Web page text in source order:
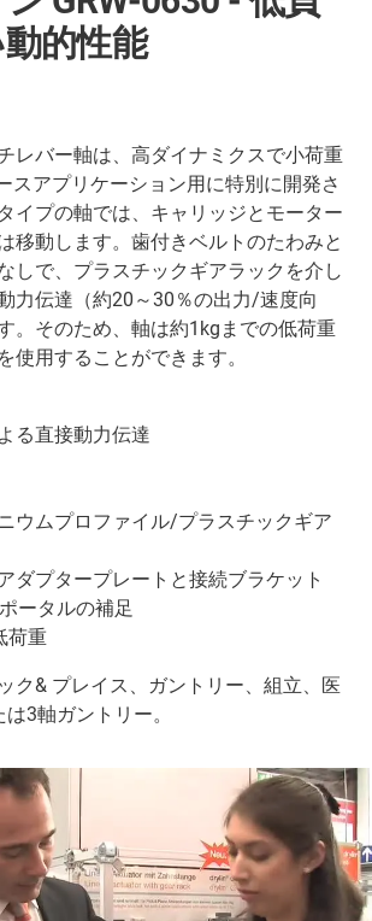
的性能
レバー軸は、高ダイナミクスで小荷重
スアプリケーション用に特別に開発さ
イプの軸では、キャリッジとモーター
移動します。歯付きベルトのたわみと
しで、プラスチックギアラックを介し
力伝達（約20～30％の出力/速度向
。そのため、軸は約1kgまでの低荷重
使用することができます。
る直接動力伝達
ウムプロファイル/プラスチックギア
ダプタープレートと接続ブラケット
ータルの補足
荷重
ク& プレイス、ガントリー、組立、医
3軸ガントリー。